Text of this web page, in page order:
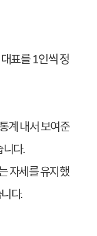
표를 1인씩 정
계 내서 보여준
다.
자세를 유지했
다.